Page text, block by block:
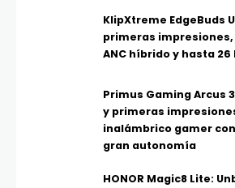
KlipXtreme EdgeBuds
primeras
ANC híbrido y hasta
Primus Gaming Arcus
y primeras
inalámbrico gamer
gran autonomía
HONOR Magic8 Lite: